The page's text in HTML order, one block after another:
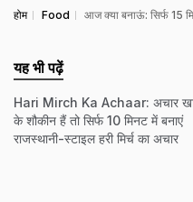
होम Food आज क्या बनाऊं: सिर्फ 15
यह भी पढ़ें
Hari Mirch Ka Achaar: अचार
के शौकीन हैं तो सिर्फ 10 मिनट में बनाएं
राजस्थानी-स्टाइल हरी मिर्च का अचार